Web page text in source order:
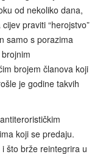
od nekoliko dana,
praviti “herojstvo”
samo s porazima
brojem članova koji
je godine takvih
koji se predaju.
što brže reintegrira u